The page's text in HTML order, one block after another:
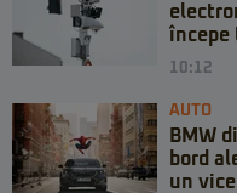
începe
10:12
AUTO
BMW
bord
un